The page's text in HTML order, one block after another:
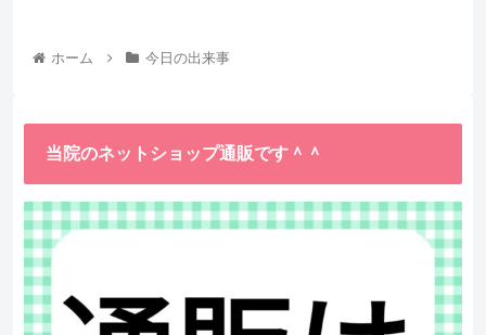
ホーム 今日の出来事
当院のネットショップ通販です＾＾